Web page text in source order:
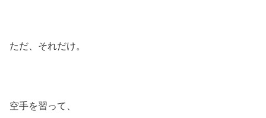
ただ、それだけ。
空手を習って、